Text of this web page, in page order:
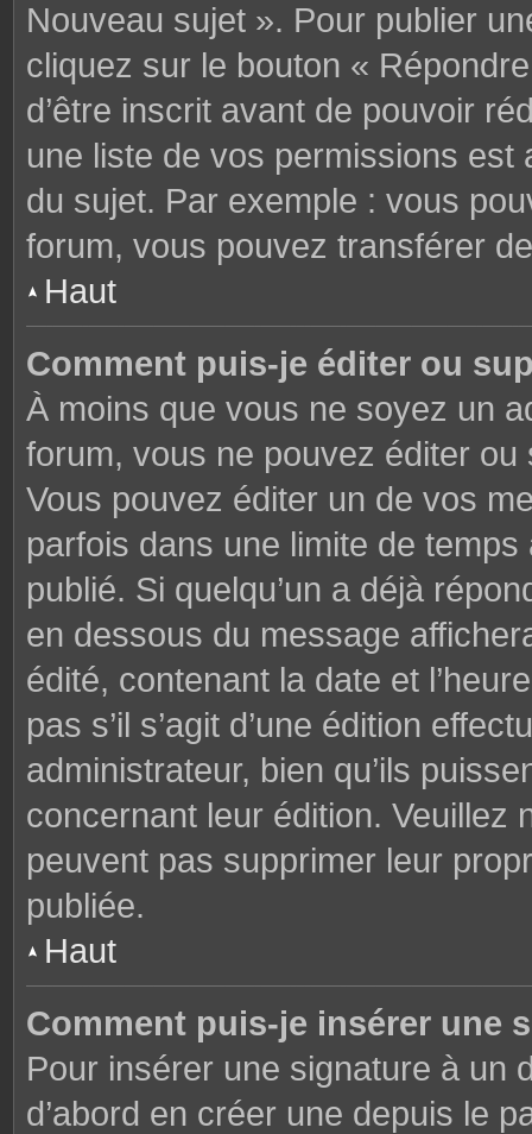
Nouveau sujet ». Pour publier
cliquez sur le bouton «
d’être inscrit avant de pouvoir
une liste de vos permissions est
du sujet. Par exemple : vous
forum, vous pouvez transférer
Haut
Comment puis-je éditer ou
À moins que vous ne soyez un
forum, vous ne pouvez éditer
Vous pouvez éditer un de vos
parfois dans une limite de
publié. Si quelqu’un a déjà
en dessous du message
édité, contenant la date et
pas s’il s’agit d’une édition
administrateur, bien qu’ils
concernant leur édition. Veuillez
peuvent pas supprimer leur
publiée.
Haut
Comment puis-je insérer une
Pour insérer une signature à un
d’abord en créer une depuis le